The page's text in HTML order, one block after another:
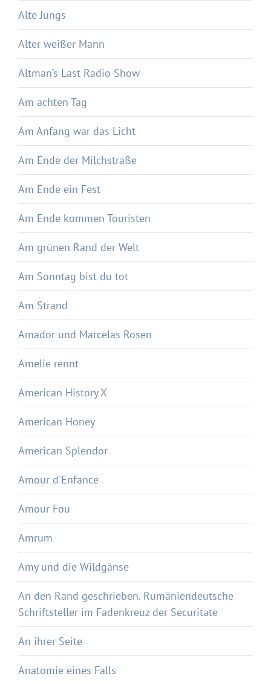
Alte Jungs
Alter weißer Mann
Altman’s Last Radio Show
Am achten Tag
Am Anfang war das Licht
Am Ende der Milchstraße
Am Ende ein Fest
Am Ende kommen Touristen
Am grünen Rand der Welt
Am Sonntag bist du tot
Am Strand
Amador und Marcelas Rosen
Amelie rennt
American History X
American Honey
American Splendor
Amour d'Enfance
Amour Fou
Amrum
Amy und die Wildgänse
An den Rand geschrieben. Rumäniendeutsche
Schriftsteller im Fadenkreuz der Securitate
An ihrer Seite
Anatomie eines Falls